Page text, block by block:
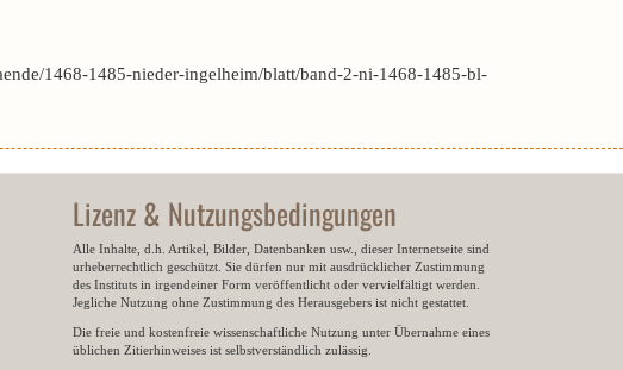
1468-1485-nieder-ingelheim/blatt/band-2-ni-1468-1485-bl-
Lizenz & Nutzungsbedingungen
Alle Inhalte, d.h. Artikel, Bilder, Datenbanken usw., dieser Internetseite sind
urheberrechtlich geschützt. Sie dürfen nur mit ausdrücklicher Zustimmung
des Instituts in irgendeiner Form veröffentlicht oder vervielfältigt werden.
Jegliche Nutzung ohne Zustimmung des Herausgebers ist nicht gestattet.
Die freie und kostenfreie wissenschaftliche Nutzung unter Übernahme eines
üblichen Zitierhinweises ist selbstverständlich zulässig.